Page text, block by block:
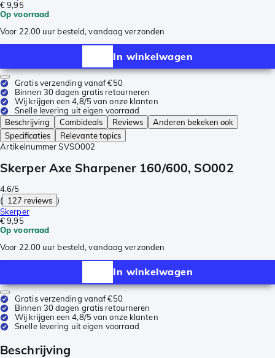
€ 9,95
Op voorraad
Voor 22.00 uur besteld, vandaag verzonden
In winkelwagen
Gratis verzending vanaf €50
Binnen 30 dagen gratis retourneren
Wij krijgen een 4,8/5 van onze klanten
Snelle levering uit eigen voorraad
Beschrijving
Combideals Reviews
Anderen bekeken ook
Specificaties
Relevante topics
Artikelnummer SVSO002
Skerper Axe Sharpener 160/600, SO002
4.6/5
( 127 reviews )
Skerper
€ 9,95
Op voorraad
Voor 22.00 uur besteld, vandaag verzonden
In winkelwagen
Gratis verzending vanaf €50
Binnen 30 dagen gratis retourneren
Wij krijgen een 4,8/5 van onze klanten
Snelle levering uit eigen voorraad
Beschrijving